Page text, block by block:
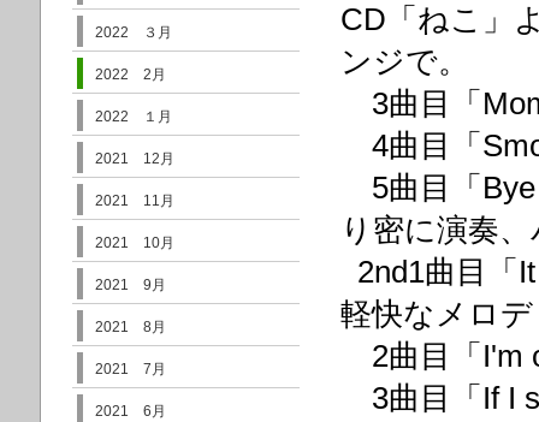
CD「ねこ」
ンジで。
3曲目「
4曲目「
5曲目「Bye
り密に演奏
2nd1曲目「
軽快なメロ
2曲目「I'm
3曲目「If I
2022 ３月
2022 2月
2022 １月
2021 12月
2021 11月
2021 10月
2021 9月
2021 8月
2021 7月
2021 6月